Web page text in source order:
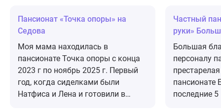
Пансионат «Точка опоры» на
Седова
Моя мама находилась в
пансионате Точка опоры с конца
2023 г по ноябрь 2025 г. Первый
год, когда сиделками были
Натфиса и Лена и готовили в
Частный
руки»
Большая
персоналу
пансионате
последние